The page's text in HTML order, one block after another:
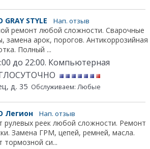
GRAY STYLE Нап. отзыв
ремонт любой сложности. Сварочные
замена арок, порогов. Антикоррозийная
Полный ...
до 22:00. Компьютерная
д. 35 Обслуживаем: Любые
Легион Нап. отзыв
рулевых реек любой сложности. Ремонт
Замена ГРМ, цепей, ремней, масла.
тормозной си...